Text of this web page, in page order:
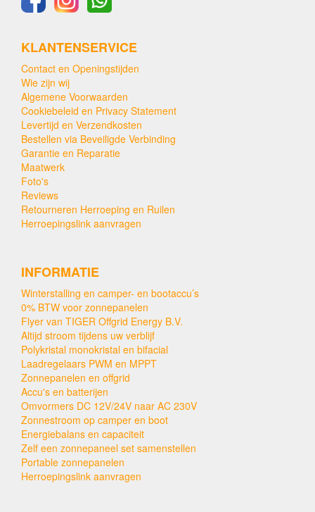
KLANTENSERVICE
Contact en Openingstijden
Wie zijn wij
Algemene Voorwaarden
Cookiebeleid en Privacy Statement
Levertijd en Verzendkosten
Bestellen via Beveiligde Verbinding
Garantie en Reparatie
Maatwerk
Foto's
Reviews
Retourneren Herroeping en Ruilen
Herroepingslink aanvragen
INFORMATIE
Winterstalling en camper- en bootaccu’s
0% BTW voor zonnepanelen
Flyer van TIGER Offgrid Energy B.V.
Altijd stroom tijdens uw verblijf
Polykristal monokristal en bifacial
Laadregelaars PWM en MPPT
Zonnepanelen en offgrid
Accu's en batterijen
Omvormers DC 12V/24V naar AC 230V
Zonnestroom op camper en boot
Energiebalans en capaciteit
Zelf een zonnepaneel set samenstellen
Portable zonnepanelen
Herroepingslink aanvragen